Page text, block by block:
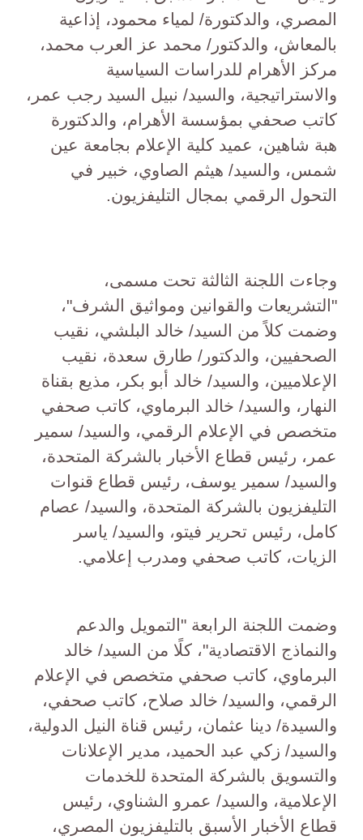
المصري، والدكتورة/ لمياء محمود، إذاعية
بالمعاش، والدكتور/ محمد عز العرب محمد،
مركز الأهرام للدراسات السياسية
والاستراتيجية، والسيد/ نبيل السيد رجب عمر،
كاتب صحفي بمؤسسة الأهرام، والدكتورة
هبة شاهين، عميد كلية الإعلام بجامعة عين
شمس، والسيد/ هيثم الصاوي، خبير في
التحول الرقمي بمجال التليفزيون.
وجاءت اللجنة الثالثة تحت مسمى،
"التشريعات والقوانين ومواثيق الشرف"،
وضمت كلاً من السيد/ خالد البلشي، نقيب
الصحفيين، والدكتور/ طارق سعدة، نقيب
الإعلاميين، والسيد/ خالد أبو بكر، مذيع بقناة
النهار، والسيد/ خالد البرماوي، كاتب صحفي
متخصص في الإعلام الرقمي، والسيد/ سمير
عمر، رئيس قطاع الأخبار بالشركة المتحدة،
والسيد/ سمير يوسف، رئيس قطاع قنوات
التليفزيون بالشركة المتحدة، والسيد/ عصام
كامل، رئيس تحرير فيتو، والسيد/ ياسر
الزيات، كاتب صحفي ومدرب إعلامي.
وضمت اللجنة الرابعة "التمويل والدعم
والنماذج الاقتصادية"، كلًا من السيد/ خالد
البرماوي، كاتب صحفي متخصص في الإعلام
الرقمي، والسيد/ خالد صلاح، كاتب صحفي،
والسيدة/ دينا عثمان، رئيس قناة النيل الدولية،
والسيد/ زكي عبد الحميد، مدير الإعلانات
والتسويق بالشركة المتحدة للخدمات
الإعلامية، والسيد/ عمرو الشناوي، رئيس
قطاع الأخبار الأسبق بالتليفزيون المصري،